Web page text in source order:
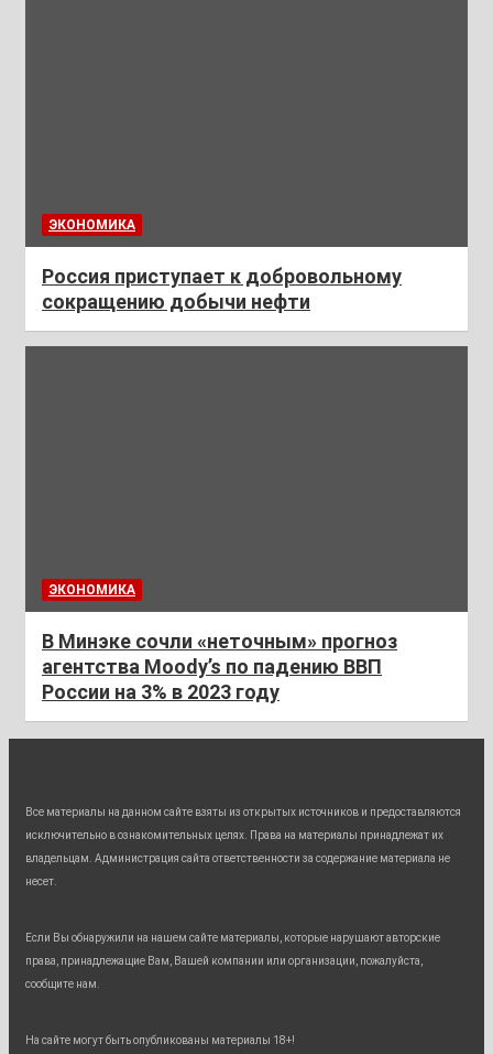
ЭКОНОМИКА
Россия приступает к добровольному
сокращению добычи нефти
ЭКОНОМИКА
В Минэке сочли «неточным» прогноз
агентства Moody’s по падению ВВП
России на 3% в 2023 году
Все материалы на данном сайте взяты из открытых источников и предоставляются
исключительно в ознакомительных целях. Права на материалы принадлежат их
владельцам. Администрация сайта ответственности за содержание материала не
несет.
Если Вы обнаружили на нашем сайте материалы, которые нарушают авторские
права, принадлежащие Вам, Вашей компании или организации, пожалуйста,
сообщите нам.
На сайте могут быть опубликованы материалы 18+!